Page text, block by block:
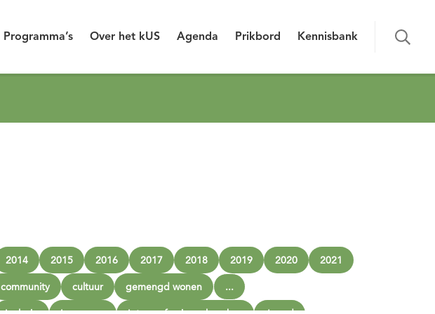
Programma’s Over het kUS Agenda Prikbord Kennisbank
2014 2015 2016 2017 2018 2019 2020 2021
community cultuur gemengd wonen ...